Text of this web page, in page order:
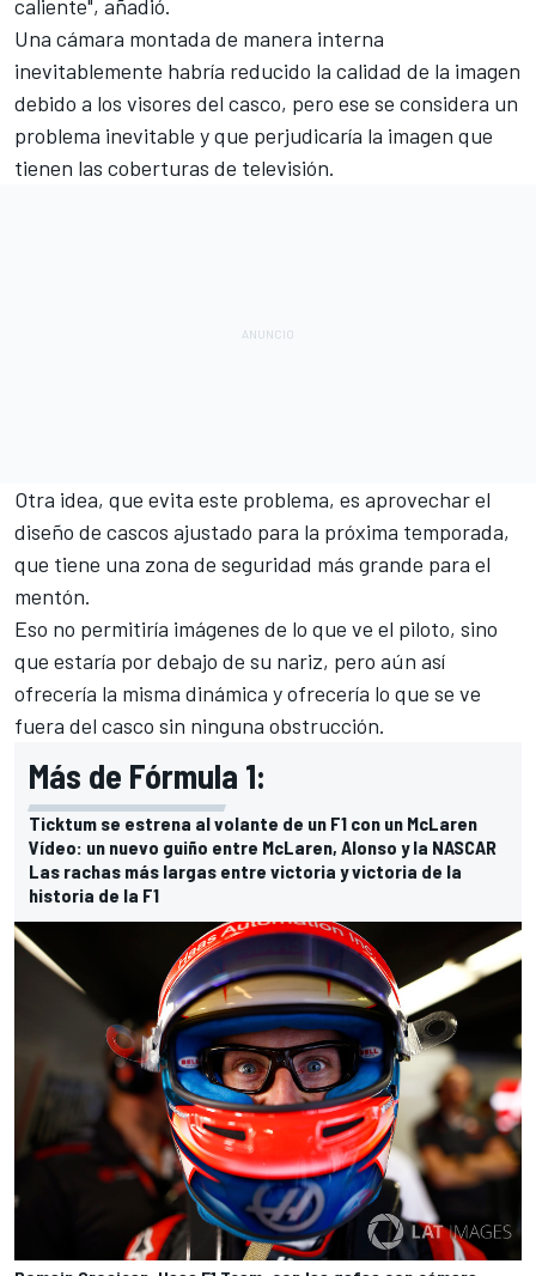
caliente", añadió.
Una cámara montada de manera interna
inevitablemente habría reducido la calidad de la imagen
debido a los visores del casco, pero ese se considera un
problema inevitable y que perjudicaría la imagen que
tienen las coberturas de televisión.
Otra idea, que evita este problema, es aprovechar el
diseño de cascos ajustado para la próxima temporada,
que tiene una zona de seguridad más grande para el
mentón.
Eso no permitiría imágenes de lo que ve el piloto, sino
que estaría por debajo de su nariz, pero aún así
ofrecería la misma dinámica y ofrecería lo que se ve
fuera del casco sin ninguna obstrucción.
Más de Fórmula 1:
Ticktum se estrena al volante de un F1 con un McLaren
Vídeo: un nuevo guiño entre McLaren, Alonso y la NASCAR
Las rachas más largas entre victoria y victoria de la
historia de la F1